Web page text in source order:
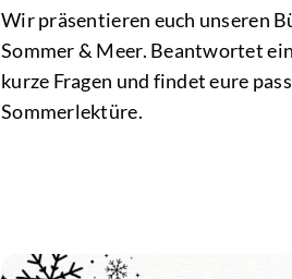
Wir präsentieren euch unseren
Sommer & Meer. Beantwortet
kurze Fragen und findet eure
Sommerlektüre.